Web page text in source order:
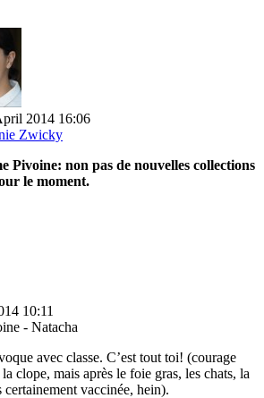
2014 16:06
Zwicky
Pivoine: non pas de nouvelles collections
le moment.
10:11
- Natacha
avec classe. C’est tout toi! (courage
clope, mais après le foie gras, les chats, la
certainement vaccinée, hein).